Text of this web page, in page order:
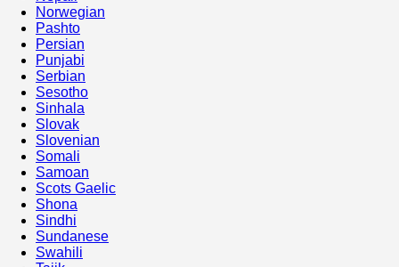
Norwegian
Pashto
Persian
Punjabi
Serbian
Sesotho
Sinhala
Slovak
Slovenian
Somali
Samoan
Scots Gaelic
Shona
Sindhi
Sundanese
Swahili